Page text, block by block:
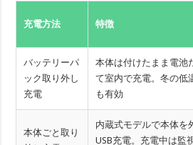
充電方法 特徴
バッテリーパ
ック取り外し
充電
本体は付けたまま電池
て室内で充電。冬の低
も有効
本体ごと取り
内蔵式モデルで本体を
USB充電。充電中は監